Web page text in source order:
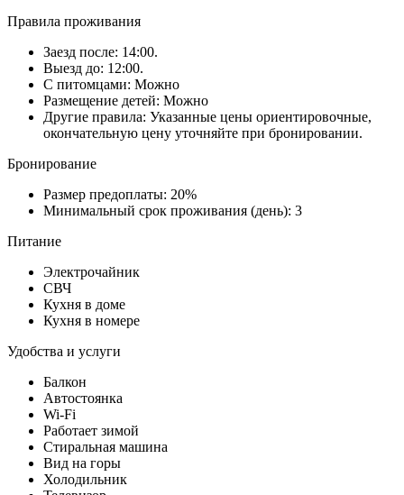
Правила проживания
Заезд после: 14:00.
Выезд до: 12:00.
С питомцами: Можно
Размещение детей: Можно
Другие правила: Указанные цены ориентировочные,
окончательную цену уточняйте при бронировании.
Бронирование
Размер предоплаты: 20%
Минимальный срок проживания (день): 3
Питание
Электрочайник
СВЧ
Кухня в доме
Кухня в номере
Удобства и услуги
Балкон
Автостоянка
Wi-Fi
Работает зимой
Стиральная машина
Вид на горы
Холодильник